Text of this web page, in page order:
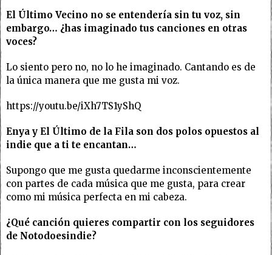
El Último Vecino no se entendería sin tu voz, sin
embargo… ¿has imaginado tus canciones en otras
voces?
Lo siento pero no, no lo he imaginado. Cantando es de
la única manera que me gusta mi voz.
https://youtu.be/iXh7TS1yShQ
Enya y El Último de la Fila son dos polos opuestos al
indie que a ti te encantan…
Supongo que me gusta quedarme inconscientemente
con partes de cada música que me gusta, para crear
como mi música perfecta en mi cabeza.
¿Qué canción quieres compartir con los seguidores
de Notodoesindie?